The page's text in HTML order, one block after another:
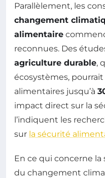
Parallèlement, les
changement
alimentaire
reconnues. Des
agriculture durable,
écosystèmes,
alimentaires jusqu’à
impact direct sur la
l’indiquent les
sur la sécurité
En ce qui concerne la
du changement